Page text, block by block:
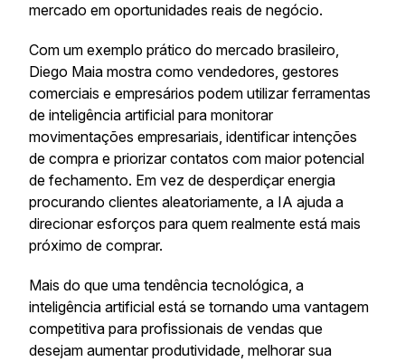
mercado em oportunidades reais de negócio.
Com um exemplo prático do mercado brasileiro,
Diego Maia mostra como vendedores, gestores
comerciais e empresários podem utilizar ferramentas
de inteligência artificial para monitorar
movimentações empresariais, identificar intenções
de compra e priorizar contatos com maior potencial
de fechamento. Em vez de desperdiçar energia
procurando clientes aleatoriamente, a IA ajuda a
direcionar esforços para quem realmente está mais
próximo de comprar.
Mais do que uma tendência tecnológica, a
inteligência artificial está se tornando uma vantagem
competitiva para profissionais de vendas que
desejam aumentar produtividade, melhorar sua